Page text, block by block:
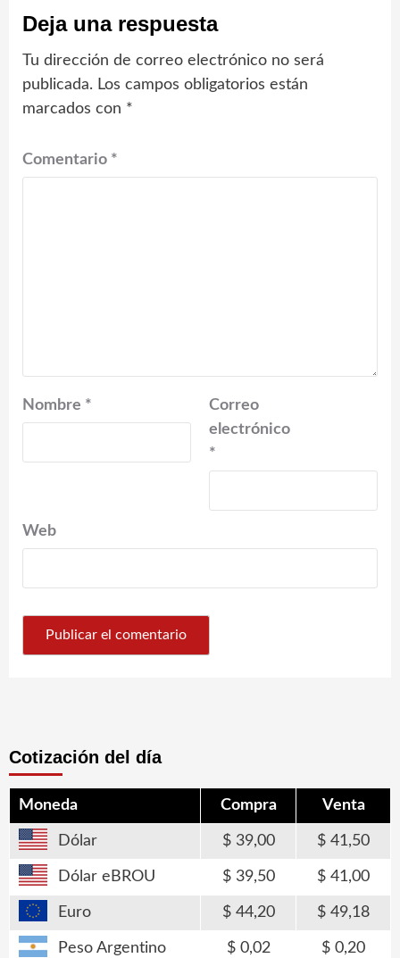
Deja una respuesta
Tu dirección de correo electrónico no será
publicada. Los campos obligatorios están
marcados con *
Comentario *
Nombre *
Correo
electrónico
*
Web
Cotización del día
Moneda Compra Venta
Dólar 39,00 41,50
Dólar eBROU 39,50 41,00
Euro 44,20 49,18
Peso Argentino 0,02 0,20